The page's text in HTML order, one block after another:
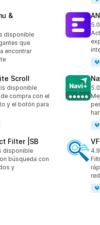
&
disponible
que
encontrar
5.0
62
Scroll
disponible
compra con el
y el botón para
5.0
25
Filter |SB
disponible
búsqueda con
y
4.9
28